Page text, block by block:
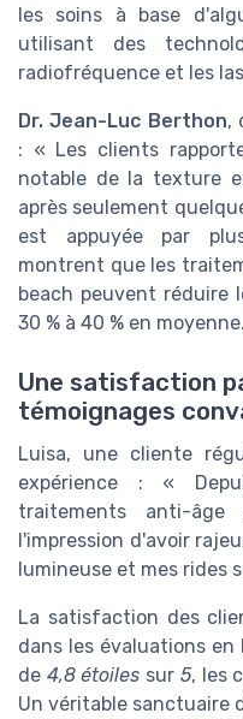
les soins à base
utilisant des
radiofréquence et les
Dr. Jean-Luc Berthon,
: « Les clients
notable de la texture
après seulement
est appuyée par
montrent que les
beach peuvent réduire
30 % à 40 % en moyenne.
Une satisfaction
témoignages
Luisa, une cliente
expérience : «
traitements anti-
l'impression d'avoir
lumineuse et mes rides
La satisfaction des
dans les évaluations
de 4,8 étoiles sur 5, les
Un véritable sanctuaire